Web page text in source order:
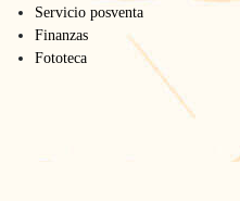
Servicio posventa
Finanzas
Fototeca